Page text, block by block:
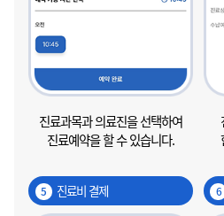
진료과목과 의료진을 선택하여
진료예약을 할 수 있습니다.
5 진료비 결제 6